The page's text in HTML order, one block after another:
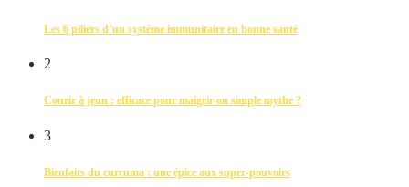
Les 6 piliers d’un système immunitaire en bonne santé
2
Courir à jeun : efficace pour maigrir ou simple mythe ?
3
Bienfaits du curcuma : une épice aux super-pouvoirs